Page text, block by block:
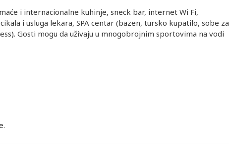
i internacionalne kuhinje, sneck bar, internet Wi Fi,
i usluga lekara, SPA centar (bazen, tursko kupatilo, sobe za
Gosti mogu da uživaju u mnogobrojnim sportovima na vodi